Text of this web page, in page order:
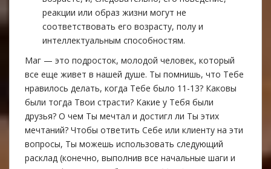
реакции или образ жизни могут не
соответствовать его возрасту, полу и
интеллектуальным способностям.
Маг — это подросток, молодой человек, который
все еще живет в нашей душе. Ты помнишь, что Тебе
нравилось делать, когда Тебе было 11-13? Каковы
были тогда Твои страсти? Какие у Тебя были
друзья? О чем Ты мечтал и достигл ли Ты этих
мечтаний? Чтобы ответить Себе или клиенту на эти
вопросы, Ты можешь использовать следующий
расклад (конечно, выполнив все начальные шаги и